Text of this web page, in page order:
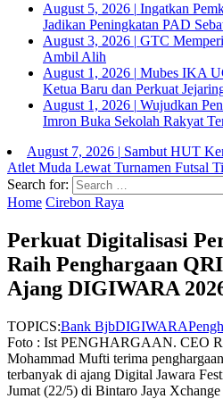
August 5, 2026 | Ingatkan
Jadikan Peningkatan PAD
August 3, 2026 | GTC
Ambil Alih
August 1, 2026 | Mubes IKA
Ketua Baru dan Perkuat
August 1, 2026 | Wujudkan
Imron Buka Sekolah Rakyat
August 7, 2026 | Sambut HUT
Atlet Muda Lewat Turnamen Futsal
Search for:
Home Cirebon Raya
Perkuat Digitalisasi
Raih Penghargaan
Ajang DIGIWARA
TOPICS:Bank BjbDIGIWARA
Foto : Ist PENGHARGAAN. CEO
Mohammad Mufti terima
terbanyak di ajang Digital Jawara
Jumat (22/5) di Bintaro Jaya